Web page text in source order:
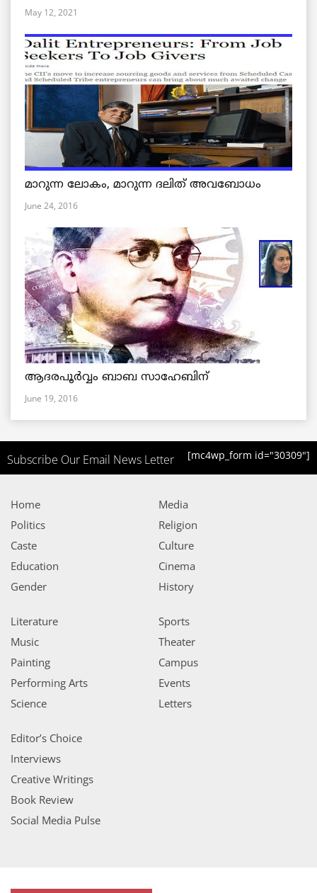
May 12, 2021
മാറുന്ന ലോകം, മാറുന്ന ദലിത് അവബോധം
June 24, 2016
ആദരപൂര്‍വ്വം ബാബ സാഹേബിന്
June 19, 2016
Subscribe Our Email News Letter [mc4wp_form id="30309"]
Home
Politics
Caste
Education
Gender
Media
Religion
Culture
Cinema
History
Literature
Music
Painting
Performing Arts
Science
Sports
Theater
Campus
Events
Letters
Editor’s Choice
Interviews
Creative Writings
Book Review
Social Media Pulse